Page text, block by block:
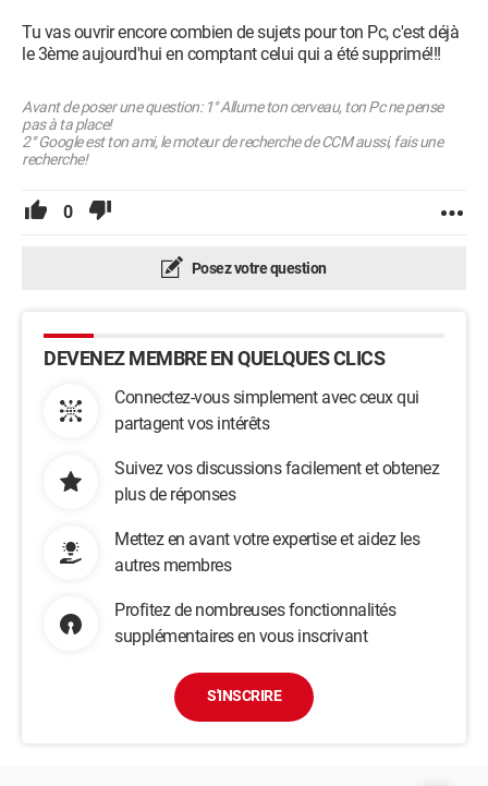
Tu vas ouvrir encore combien de sujets pour ton Pc, c'est déjà
le 3ème aujourd'hui en comptant celui qui a été supprimé!!!
Avant de poser une question: 1° Allume ton cerveau, ton Pc ne pense
pas à ta place!
2° Google est ton ami, le moteur de recherche de CCM aussi, fais une
recherche!
0
Posez votre question
DEVENEZ MEMBRE EN QUELQUES CLICS
Connectez-vous simplement avec ceux qui
partagent vos intérêts
Suivez vos discussions facilement et obtenez
plus de réponses
Mettez en avant votre expertise et aidez les
autres membres
Profitez de nombreuses fonctionnalités
supplémentaires en vous inscrivant
S'INSCRIRE